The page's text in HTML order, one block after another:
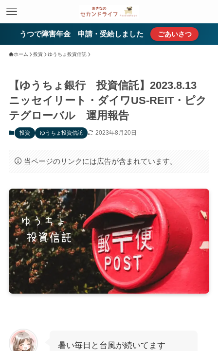
うつで障害年金 申請・受給しました ごあいさつ
ホーム 投資 ゆうちょ投資信託
【ゆうちょ銀行 投資信託】2023.8.13
ニッセイリート・ダイワUS-REIT・ピク
テグローバル 運用報告
投資 ゆうちょ投資信託 2023年8月20日
当ページのリンクには広告が含まれています。
暑い毎日と台風が続いてます